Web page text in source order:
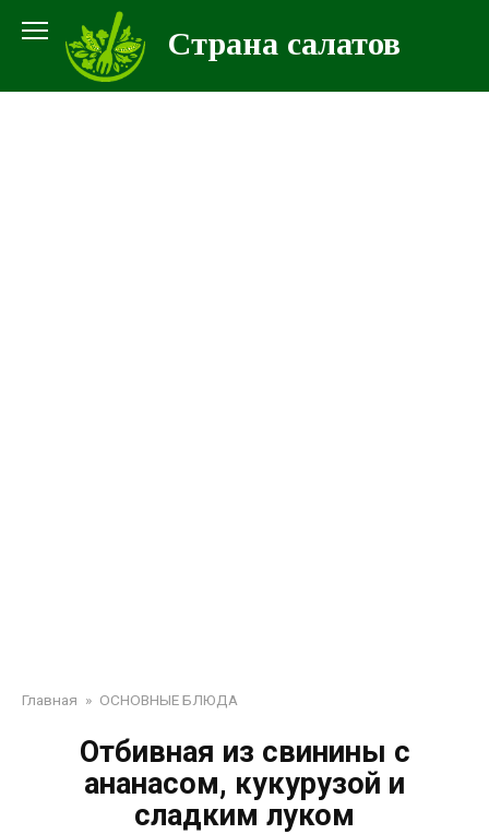
контенту
Страна салатов
Главная » ОСНОВНЫЕ БЛЮДА
Отбивная из свинины с
ананасом, кукурузой и
сладким луком